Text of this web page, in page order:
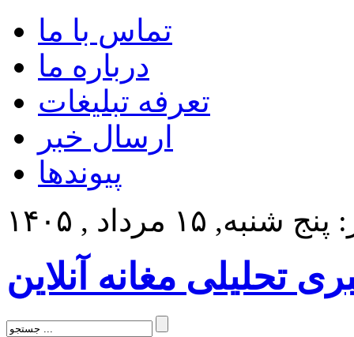
تماس با ما
درباره ما
تعرفه تبلیغات
ارسال خبر
پیوندها
۱۵ مرداد , ۱۴۰۵
تحلیلی مغانه آنلاین